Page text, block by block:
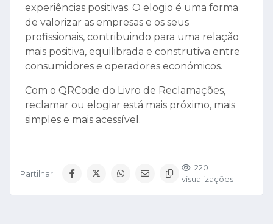
experiências positivas. O elogio é uma forma
de valorizar as empresas e os seus
profissionais, contribuindo para uma relação
mais positiva, equilibrada e construtiva entre
consumidores e operadores económicos.
Com o QRCode do Livro de Reclamações,
reclamar ou elogiar está mais próximo, mais
simples e mais acessível.
Partilhar:
220
visualizações